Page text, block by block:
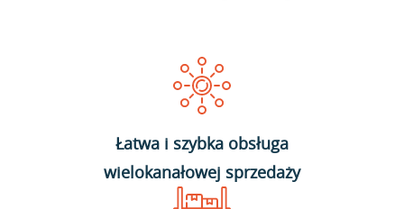
Łatwa i szybka obsługa
wielokanałowej sprzedaży